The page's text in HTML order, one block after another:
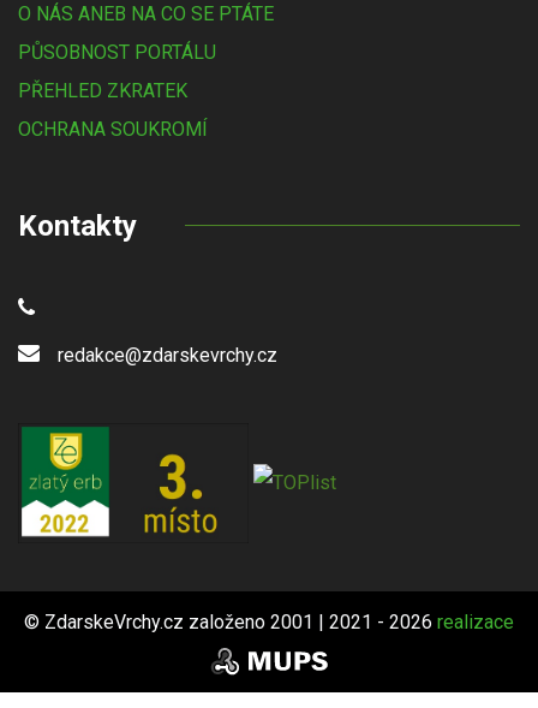
O NÁS ANEB NA CO SE PTÁTE
PŮSOBNOST PORTÁLU
PŘEHLED ZKRATEK
OCHRANA SOUKROMÍ
Kontakty
redakce@zdarskevrchy.cz
© ZdarskeVrchy.cz založeno 2001 | 2021 - 2026 realizace